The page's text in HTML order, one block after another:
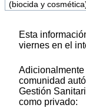
(biocida y
Esta
viernes en el
Adicionalmente
comunidad
Gestión
como privado: